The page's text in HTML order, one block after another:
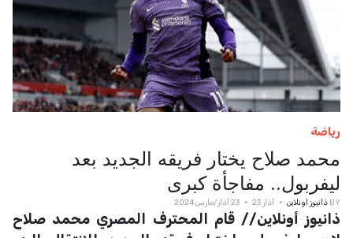
رياضة
محمد صلاح يختار فريقه الجديد بعد
ليفربول.. مفاجأة كبرى
BY ذانيوز اونلاين آذار 23 23 آذار/مارس 2024
ذانيوز أونلاين// قام المحترف المصري محمد صلاح